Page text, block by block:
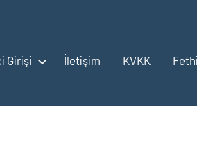
Girişi İletişim KVKK